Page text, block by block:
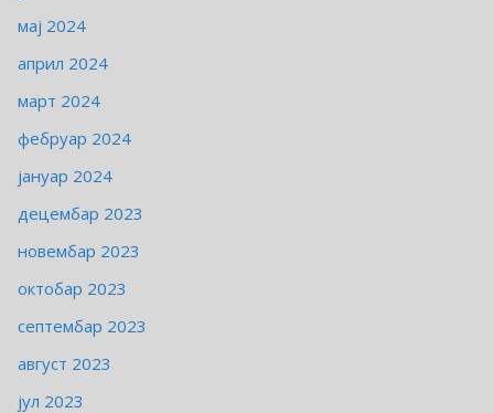
мај 2024
април 2024
март 2024
фебруар 2024
јануар 2024
децембар 2023
новембар 2023
октобар 2023
септембар 2023
август 2023
јул 2023